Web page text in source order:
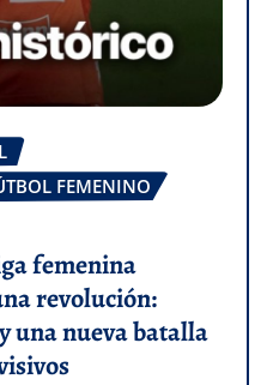
FEMENINO
femenina
revolución:
una nueva batalla